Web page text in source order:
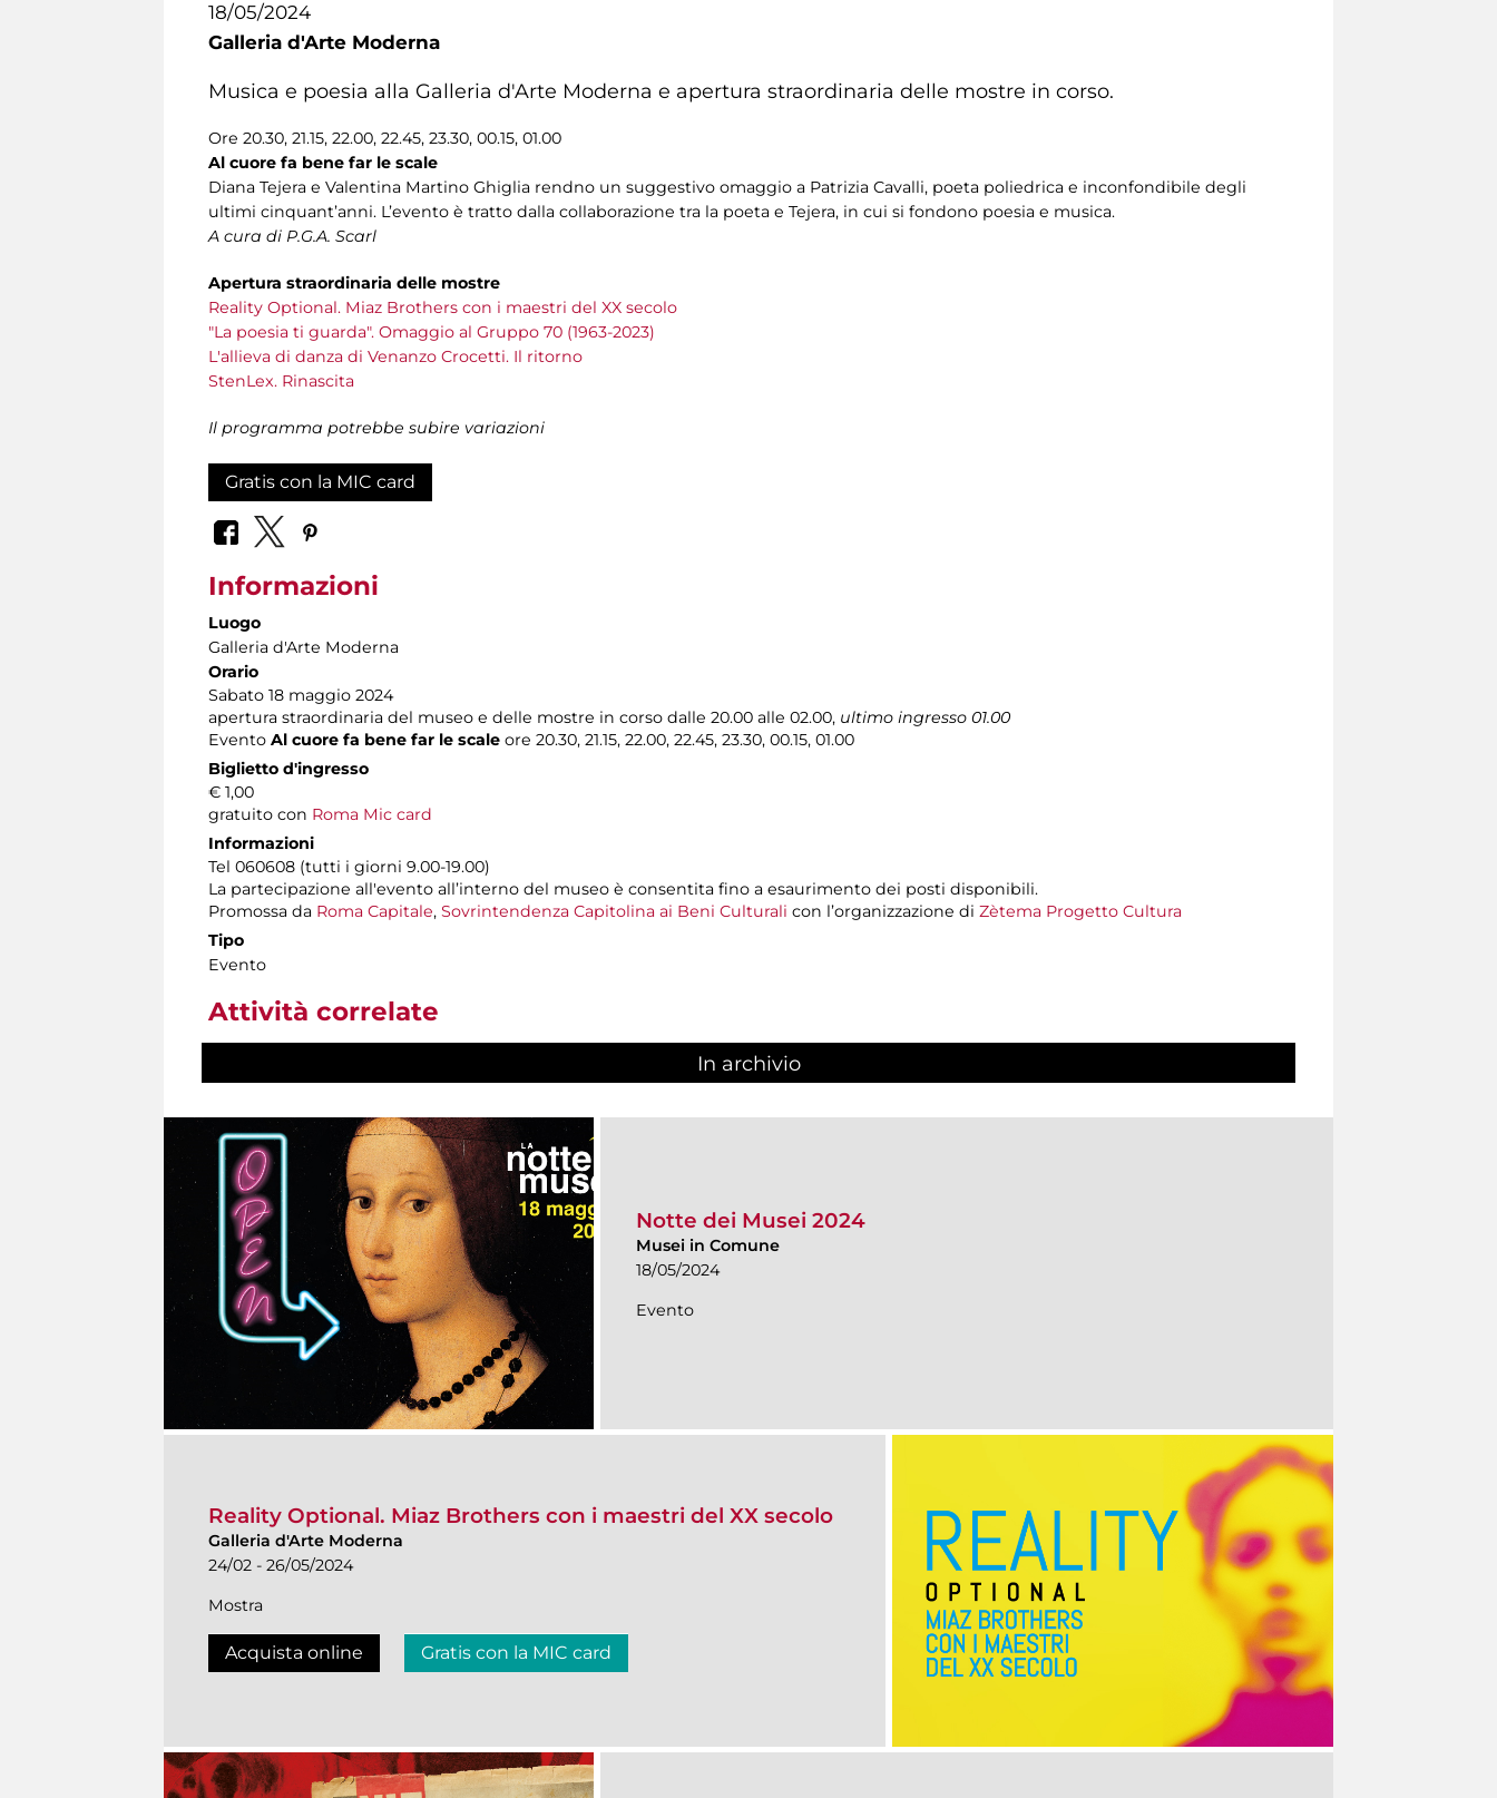
18/05/2024
Galleria d'Arte Moderna
Musica e poesia alla Galleria d'Arte Moderna e apertura straordinaria delle mostre in corso.
Ore 20.30, 21.15, 22.00, 22.45, 23.30, 00.15, 01.00
Al cuore fa bene far le scale
Diana Tejera e Valentina Martino Ghiglia rendno un suggestivo omaggio a Patrizia Cavalli, poeta poliedrica e inconfondibile degli
ultimi cinquant’anni. L’evento è tratto dalla collaborazione tra la poeta e Tejera, in cui si fondono poesia e musica.
A cura di P.G.A. Scarl
Apertura straordinaria delle mostre
Reality Optional. Miaz Brothers con i maestri del XX secolo
"La poesia ti guarda". Omaggio al Gruppo 70 (1963-2023)
L'allieva di danza di Venanzo Crocetti. Il ritorno
StenLex. Rinascita
Il programma potrebbe subire variazioni
Gratis con la MIC card
Informazioni
Luogo
Galleria d'Arte Moderna
Orario
Sabato 18 maggio 2024
apertura straordinaria del museo e delle mostre in corso dalle 20.00 alle 02.00, ultimo ingresso 01.00
Evento Al cuore fa bene far le scale ore 20.30, 21.15, 22.00, 22.45, 23.30, 00.15, 01.00
Biglietto d'ingresso
€ 1,00
gratuito con Roma Mic card
Informazioni
Tel 060608 (tutti i giorni 9.00-19.00)
La partecipazione all'evento all’interno del museo è consentita fino a esaurimento dei posti disponibili.
Promossa da Roma Capitale, Sovrintendenza Capitolina ai Beni Culturali con l’organizzazione di Zètema Progetto Cultura
Tipo
Evento
Attività correlate
In archivio
Notte dei Musei 2024
Musei in Comune
18/05/2024
Evento
Reality Optional. Miaz Brothers con i maestri del XX secolo
Galleria d'Arte Moderna
24/02 - 26/05/2024
Mostra
Acquista online Gratis con la MIC card